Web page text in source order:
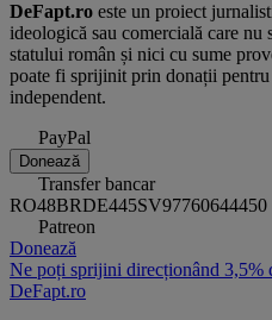
DeFapt.ro este un proiect
ideologică sau comercială care nu
statului român și nici cu sume
poate fi sprijinit prin donații
independent.
PayPal
Donează
Transfer bancar
RO48BRDE445SV97760644450
Patreon
Donează
Ne poți sprijini direcționând 3,5%
DeFapt.ro